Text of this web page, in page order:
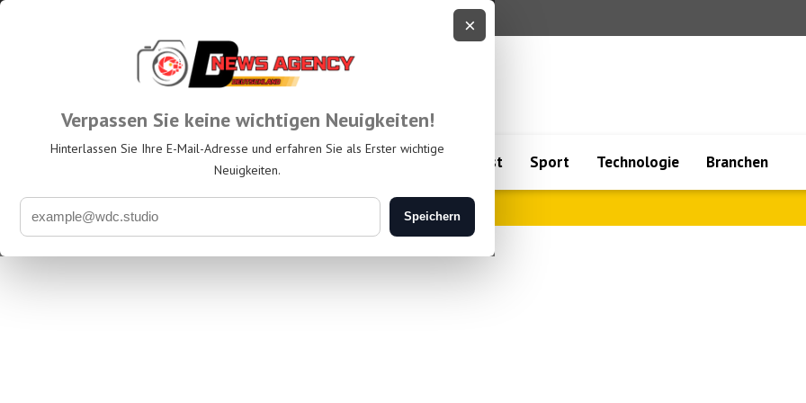
Wirtschaft Kultur und Kunst Sport Technologie Branchen
LETZTE MINUTE: Treffen zur Militärdiplomatie in Aserbai..